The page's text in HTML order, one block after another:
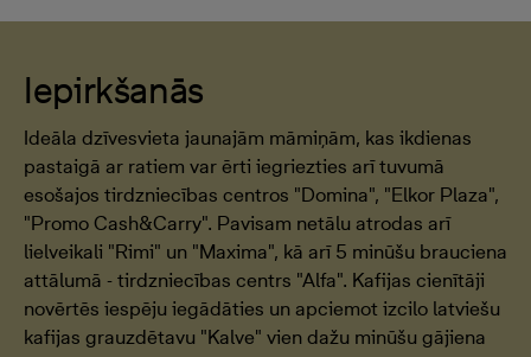
Iepirkšanās
Ideāla dzīvesvieta jaunajām māmiņām, kas ikdienas
pastaigā ar ratiem var ērti iegriezties arī tuvumā
esošajos tirdzniecības centros "Domina", "Elkor Plaza",
"Promo Cash&Carry". Pavisam netālu atrodas arī
lielveikali "Rimi" un "Maxima", kā arī 5 minūšu brauciena
attālumā - tirdzniecības centrs "Alfa". Kafijas cienītāji
novērtēs iespēju iegādāties un apciemot izcilo latviešu
kafijas grauzdētavu "Kalve" vien dažu minūšu gājiena